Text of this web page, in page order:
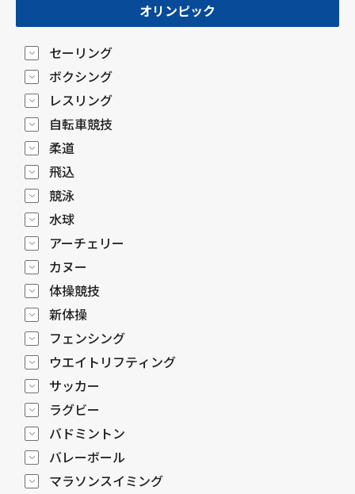
オリンピック
セーリング
ボクシング
レスリング
自転車競技
柔道
飛込
競泳
水球
アーチェリー
カヌー
体操競技
新体操
フェンシング
ウエイトリフティング
サッカー
ラグビー
バドミントン
バレーボール
マラソンスイミング